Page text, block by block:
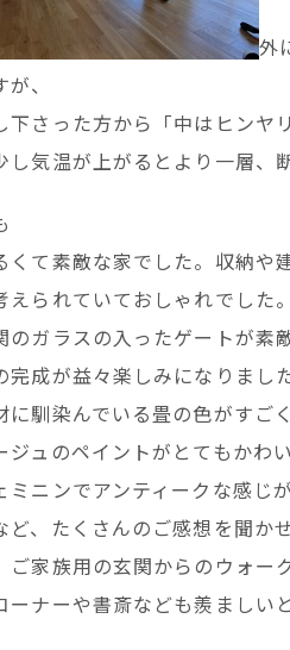
外
、
下さった方から「中はヒンヤ
し気温が上がるとより一層、
くて素敵な家でした。収納や
えられていておしゃれでした。
のガラスの入ったゲートが素
完成が益々楽しみになりまし
に馴染んでいる畳の色がすご
ジュのペイントがとてもかわ
ミニンでアンティークな感じ
ど、たくさんのご感想を聞か
ご家族用の玄関からのウォー
ーナーや書斎なども羨ましい